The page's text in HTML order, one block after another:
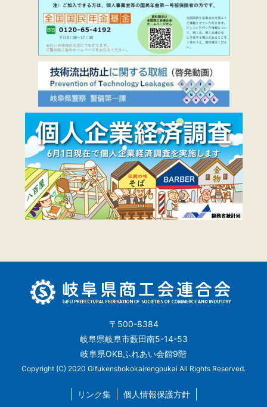
〒500-8384
岐阜県岐阜市藪田南5-14-53
岐阜県OKBふれあい会館9階
Copyright (C) 2020 Gifukenshokokairengoukai All Rights Reserved.
リンク集 個人情報保護方針